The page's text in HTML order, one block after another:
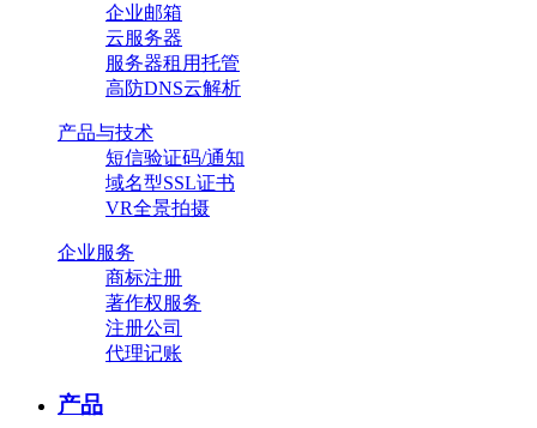
企业邮箱
云服务器
服务器租用托管
高防DNS云解析
产品与技术
短信验证码/通知
域名型SSL证书
VR全景拍摄
企业服务
商标注册
著作权服务
注册公司
代理记账
产品